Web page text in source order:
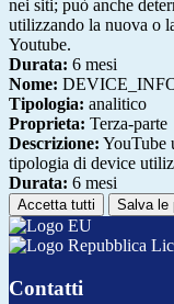
nei siti; può anche
utilizzando la nuova o
Youtube.
Durata: 6 mesi
Nome:
Tipologia: analitico
Proprieta: Terza-parte
Descrizione: YouTube
tipologia di device
Durata: 6 mesi
Accetta tutti Salva le
Contatti